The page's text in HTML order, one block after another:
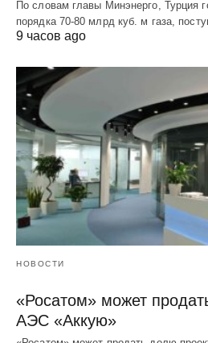
По словам главы Минэнерго, Турция
порядка 70-80 млрд куб. м газа,
9 часов ago
НОВОСТИ
«Росатом» может
АЭС «Аккую»